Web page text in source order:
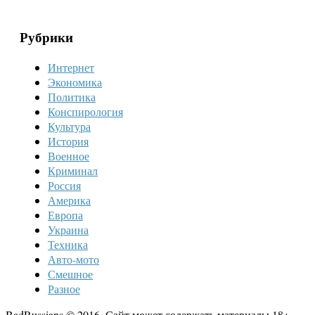
Рубрики
Интернет
Экономика
Политика
Конспирология
Культура
История
Военное
Криминал
Россия
Америка
Европа
Украина
Техника
Авто-мото
Смешное
Разное